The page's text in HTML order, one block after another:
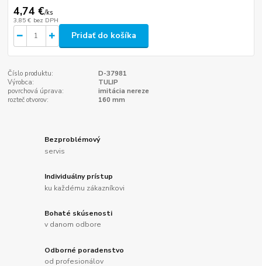
4,74 €/ks
3,85 € bez DPH
Pridať do košíka
Číslo produktu:
D-37981
Výrobca:
TULIP
povrchová úprava:
imitácia nereze
rozteč otvorov:
160 mm
Bezproblémový
servis
Individuálny prístup
ku každému zákazníkovi
Bohaté skúsenosti
v danom odbore
Odborné poradenstvo
od profesionálov